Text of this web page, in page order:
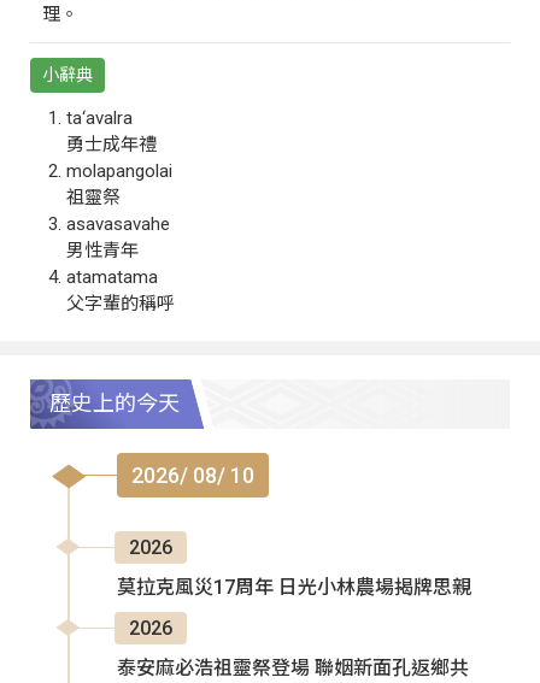
理。
小辭典
ta‘avalra
勇士成年禮
molapangolai
祖靈祭
asavasavahe
男性青年
atamatama
父字輩的稱呼
歷史上的今天
2026/ 08/ 10
2026
莫拉克風災17周年 日光小林農場揭牌思親
2026
泰安麻必浩祖靈祭登場 聯姻新面孔返鄉共